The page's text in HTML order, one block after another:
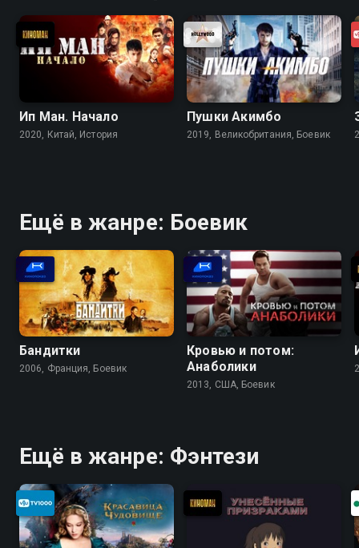
Ип Ман. Начало
2020, Китай, История
Пушки Акимбо
2019, Великобритания, Боевик
Ещё в жанре: Боевик
Бандитки
2006, Франция, Боевик
Кровью и потом:
Анаболики
2013, США, Боевик
Ещё в жанре: Фэнтези